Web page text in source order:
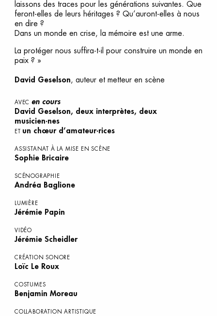
laissons des traces pour les générations suivantes. Que
feront-elles de leurs héritages ? Qu’auront-elles à nous
en dire ?
Dans un monde en crise, la mémoire est une arme.
La protéger nous suffira-t-il pour construire un monde en
paix ? »
David Geselson, auteur et metteur en scène
AVEC en cours
David Geselson, deux interprètes, deux
musicien·nes
ET un chœur d’amateur·rices
ASSISTANAT À LA MISE EN SCÈNE
Sophie Bricaire
SCÉNOGRAPHIE
Andréa Baglione
LUMIÈRE
Jérémie Papin
VIDÉO
Jérémie Scheidler
CRÉATION SONORE
Loïc Le Roux
COSTUMES
Benjamin Moreau
COLLABORATION ARTISTIQUE